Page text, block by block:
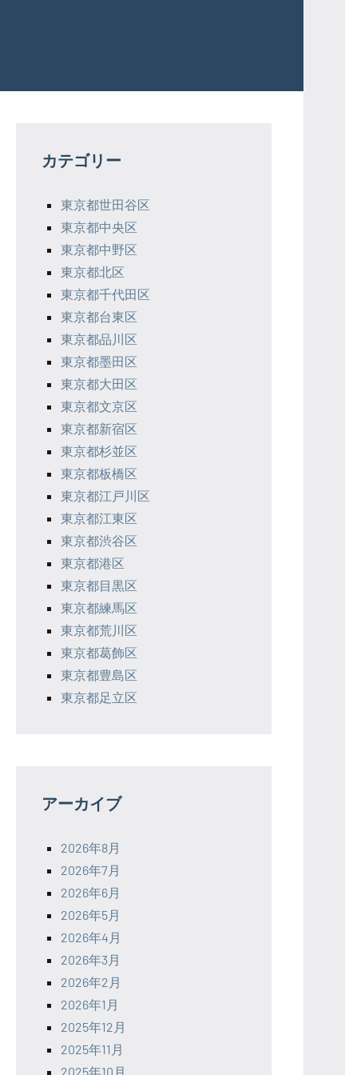
カテゴリー
東京都世田谷区
東京都中央区
東京都中野区
東京都北区
東京都千代田区
東京都台東区
東京都品川区
東京都墨田区
東京都大田区
東京都文京区
東京都新宿区
東京都杉並区
東京都板橋区
東京都江戸川区
東京都江東区
東京都渋谷区
東京都港区
東京都目黒区
東京都練馬区
東京都荒川区
東京都葛飾区
東京都豊島区
東京都足立区
アーカイブ
2026年8月
2026年7月
2026年6月
2026年5月
2026年4月
2026年3月
2026年2月
2026年1月
2025年12月
2025年11月
2025年10月